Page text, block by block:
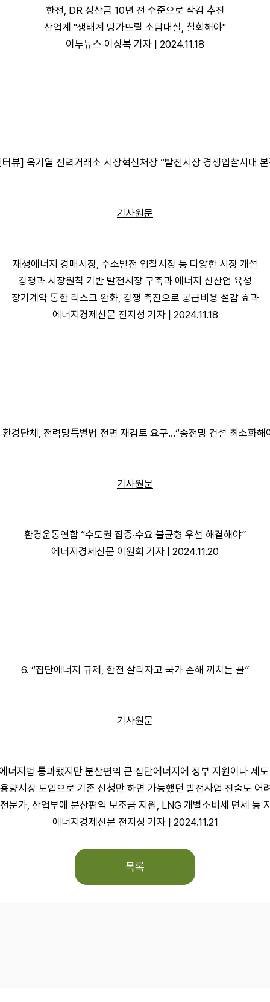
한전, DR 정산금 10년 전 수준으로 삭감 추진
산업계 "생태계 망가뜨릴 소탐대실, 철회해야"
이투뉴스 이상복 기자 | 2024.11.18
뷰] 옥기열 전력거래소 시장혁신처장 “발전시장 경쟁입찰시대
기사원문
재생에너지 경매시장, 수소발전 입찰시장 등 다양한 시장 개설
경쟁과 시장원칙 기반 발전시장 구축과 에너지 신산업 육성
장기계약 통한 리스크 완화, 경쟁 촉진으로 공급비용 절감 효과
에너지경제신문 전지성 기자 | 2024.11.18
경단체, 전력망특별법 전면 재검토 요구…“송전망 건설 최소화해
기사원문
환경운동연합 “수도권 집중·수요 불균형 우선 해결해야”
에너지경제신문 이원희 기자 | 2024.11.20
6. “집단에너지 규제, 한전 살리자고 국가 손해 끼치는 꼴”
기사원문
너지법 통과됐지만 분산편익 큰 집단에너지에 정부 지원이나 제
량시장 도입으로 기존 신청만 하면 가능했던 발전사업 진출도 어
문가, 산업부에 분산편익 보조금 지원, LNG 개별소비세 면세 등
에너지경제신문 전지성 기자 | 2024.11.21
목록